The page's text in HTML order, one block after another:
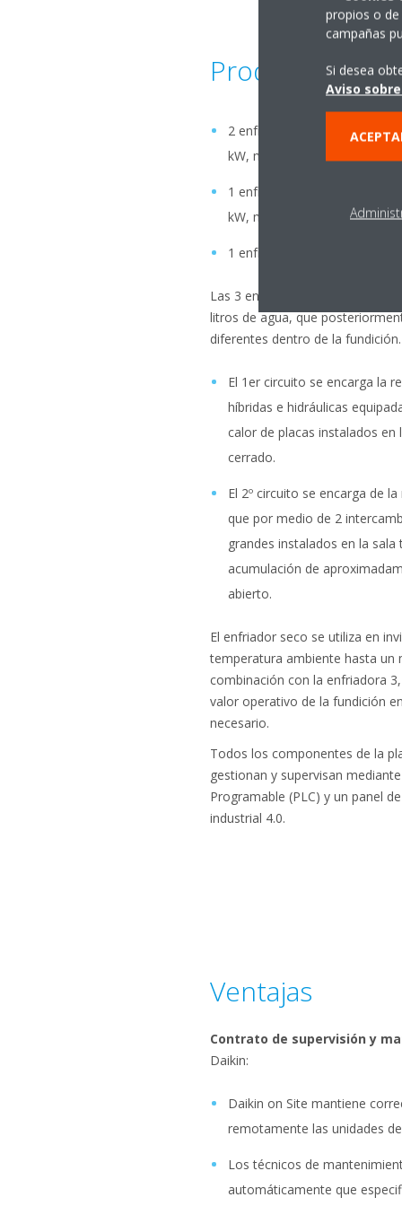
Productos
2 enfriadoras Daikin con
kW, modelo EWAD300TZ
1 enfriadora Daikin con
kW, modelo EWAD300TZ
1 enfriador seco de otro
Las 3 enfriadoras de Daikin
litros de agua, que
diferentes dentro de la fundición.
El 1er circuito se encarga la
híbridas e hidráulicas
calor de placas instalados
cerrado.
El 2º circuito se encarga de
que por medio de 2
grandes instalados en la
acumulación de
abierto.
El enfriador seco se utiliza en
temperatura ambiente hasta un
combinación con la enfriadora
valor operativo de la fundición
necesario.
Todos los componentes de la
gestionan y supervisan
Programable (PLC) y un panel
industrial 4.0.
Ventajas
Contrato de supervisión y
Daikin:
Daikin on Site mantiene
remotamente las unidades
Los técnicos de
automáticamente que
propios o
campañas
Si desea
Aviso